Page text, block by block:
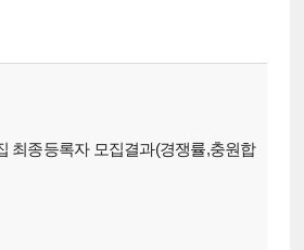
최종등록자 모집결과(경쟁률,충원합